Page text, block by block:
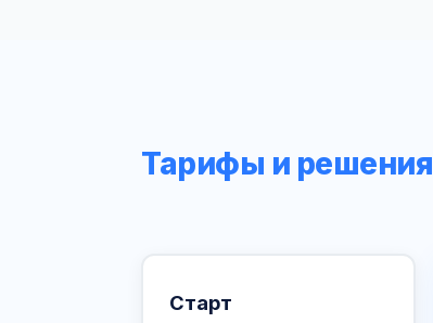
Тарифы и решения
Старт